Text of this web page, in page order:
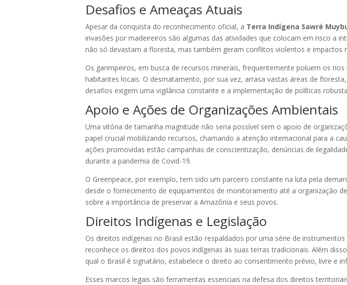
Desafios e Ameaças Atuais
Apesar da conquista do reconhecimento oficial, a Terra Indígena Sawré
invasões por madeireiros são algumas das atividades que colocam em risco a
não só devastam a floresta, mas também geram conflitos violentos e impactos
Os garimpeiros, em busca de recursos minerais, frequentemente poluem os
habitantes locais. O desmatamento, por sua vez, arrasa vastas áreas de
desafios exigem uma vigilância constante e a implementação de políticas
Apoio e Ações de Organizações Ambientais
Uma vitória de tamanha magnitude não seria possível sem o apoio de
papel crucial mobilizando recursos, chamando a atenção internacional para a
ações promovidas estão campanhas de conscientização, denúncias de
durante a pandemia de Covid-19.
O Greenpeace, por exemplo, tem sido um parceiro constante na luta pela
desde o fornecimento de equipamentos de monitoramento até a organização
sobre a importância de preservar a Amazônia e seus povos.
Direitos Indígenas e Legislação
Os direitos indígenas no Brasil estão respaldados por uma série de
reconhece os direitos dos povos indígenas às suas terras tradicionais. Além
qual o Brasil é signatário, estabelece o direito ao consentimento prévio, livre e
Esses marcos legais são ferramentas essenciais na defesa dos direitos